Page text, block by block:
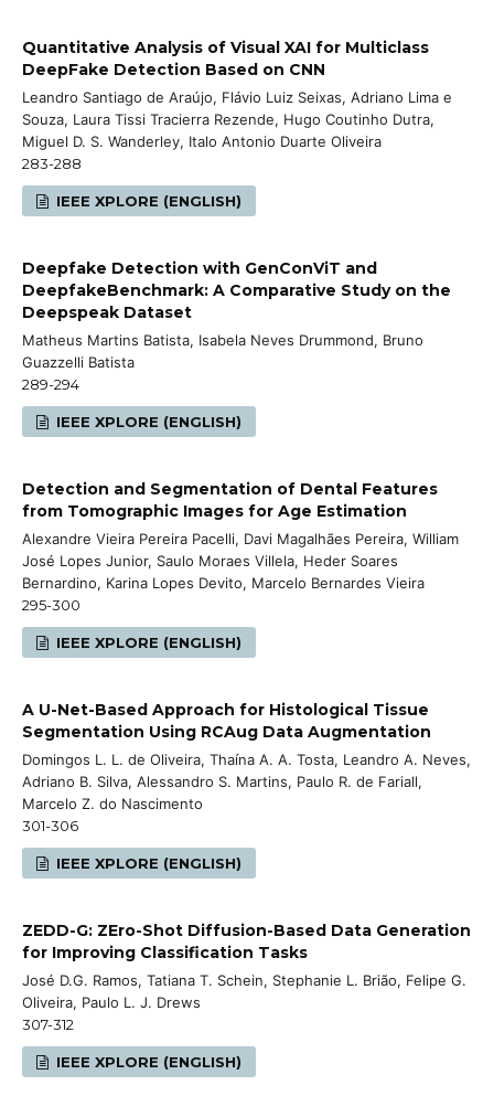
Quantitative Analysis of Visual XAI for Multiclass
DeepFake Detection Based on CNN
Leandro Santiago de Araújo, Flávio Luiz Seixas, Adriano Lima e
Souza, Laura Tissi Tracierra Rezende, Hugo Coutinho Dutra,
Miguel D. S. Wanderley, Italo Antonio Duarte Oliveira
283-288
IEEE XPLORE (ENGLISH)
Deepfake Detection with GenConViT and
DeepfakeBenchmark: A Comparative Study on the
Deepspeak Dataset
Matheus Martins Batista, Isabela Neves Drummond, Bruno
Guazzelli Batista
289-294
IEEE XPLORE (ENGLISH)
Detection and Segmentation of Dental Features
from Tomographic Images for Age Estimation
Alexandre Vieira Pereira Pacelli, Davi Magalhães Pereira, William
José Lopes Junior, Saulo Moraes Villela, Heder Soares
Bernardino, Karina Lopes Devito, Marcelo Bernardes Vieira
295-300
IEEE XPLORE (ENGLISH)
A U-Net-Based Approach for Histological Tissue
Segmentation Using RCAug Data Augmentation
Domingos L. L. de Oliveira, Thaína A. A. Tosta, Leandro A. Neves,
Adriano B. Silva, Alessandro S. Martins, Paulo R. de Fariall,
Marcelo Z. do Nascimento
301-306
IEEE XPLORE (ENGLISH)
ZEDD-G: ZEro-Shot Diffusion-Based Data Generation
for Improving Classification Tasks
José D.G. Ramos, Tatiana T. Schein, Stephanie L. Brião, Felipe G.
Oliveira, Paulo L. J. Drews
307-312
IEEE XPLORE (ENGLISH)